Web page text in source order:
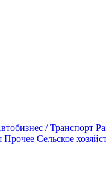
/ Транспорт
Прочее Сельское